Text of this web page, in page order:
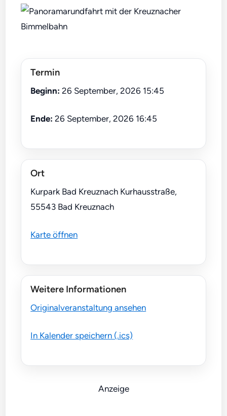
Termin
Beginn: 26 September, 2026 15:45
Ende: 26 September, 2026 16:45
Ort
Kurpark Bad Kreuznach Kurhausstraße,
55543 Bad Kreuznach
Karte öffnen
Weitere Informationen
Originalveranstaltung ansehen
In Kalender speichern (.ics)
Anzeige